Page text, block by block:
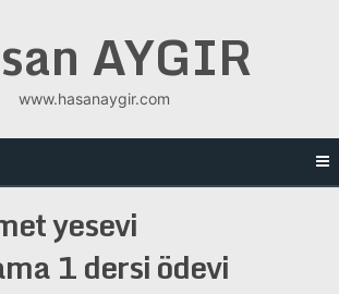
AYGIR
www.hasanaygir.com
yesevi
1 dersi ödevi